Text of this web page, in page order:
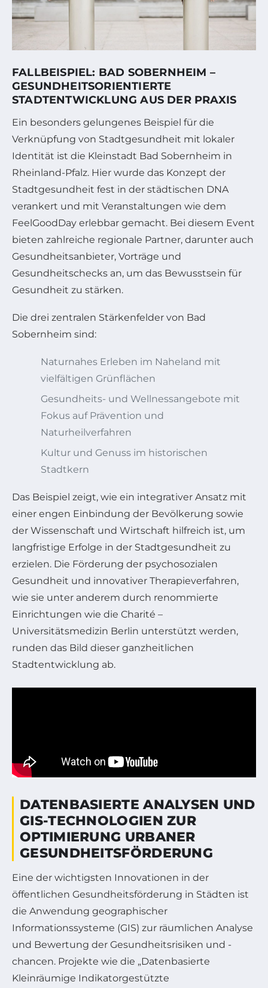
FALLBEISPIEL: BAD SOBERNHEIM –
GESUNDHEITSORIENTIERTE
STADTENTWICKLUNG AUS DER PRAXIS
Ein besonders gelungenes Beispiel für die
Verknüpfung von Stadtgesundheit mit lokaler
Identität ist die Kleinstadt Bad Sobernheim in
Rheinland-Pfalz. Hier wurde das Konzept der
Stadtgesundheit fest in der städtischen DNA
verankert und mit Veranstaltungen wie dem
FeelGoodDay erlebbar gemacht. Bei diesem Event
bieten zahlreiche regionale Partner, darunter auch
Gesundheitsanbieter, Vorträge und
Gesundheitschecks an, um das Bewusstsein für
Gesundheit zu stärken.
Die drei zentralen Stärkenfelder von Bad
Sobernheim sind:
Naturnahes Erleben im Naheland mit
vielfältigen Grünflächen
Gesundheits- und Wellnessangebote mit
Fokus auf Prävention und
Naturheilverfahren
Kultur und Genuss im historischen
Stadtkern
Das Beispiel zeigt, wie ein integrativer Ansatz mit
einer engen Einbindung der Bevölkerung sowie
der Wissenschaft und Wirtschaft hilfreich ist, um
langfristige Erfolge in der Stadtgesundheit zu
erzielen. Die Förderung der psychosozialen
Gesundheit und innovativer Therapieverfahren,
wie sie unter anderem durch renommierte
Einrichtungen wie die Charité –
Universitätsmedizin Berlin unterstützt werden,
runden das Bild dieser ganzheitlichen
Stadtentwicklung ab.
DATENBASIERTE ANALYSEN UND
GIS-TECHNOLOGIEN ZUR
OPTIMIERUNG URBANER
GESUNDHEITSFÖRDERUNG
Eine der wichtigsten Innovationen in der
öffentlichen Gesundheitsförderung in Städten ist
die Anwendung geographischer
Informationssysteme (GIS) zur räumlichen Analyse
und Bewertung der Gesundheitsrisiken und -
chancen. Projekte wie die „Datenbasierte
Kleinräumige Indikatorgestützte